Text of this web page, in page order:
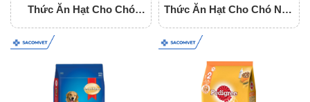
Thức Ăn Hạt Cho Chó
Thức Ăn Hạt Cho Chó Nhỏ